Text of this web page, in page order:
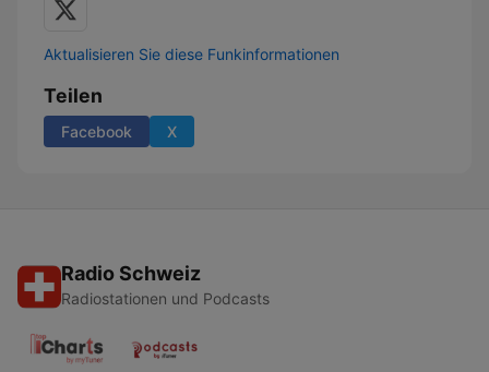
Aktualisieren Sie diese Funkinformationen
Teilen
Facebook X
Radio Schweiz
Radiostationen und Podcasts